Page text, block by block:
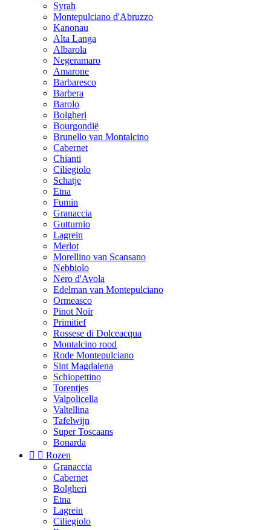
Syrah
Montepulciano d'Abruzzo
Kanonau
Alta Langa
Albarola
Negeramaro
Amarone
Barbaresco
Barbera
Barolo
Bolgheri
Bourgondië
Brunello van Montalcino
Cabernet
Chianti
Ciliegiolo
Schatje
Etna
Fumin
Granaccia
Gutturnio
Lagrein
Merlot
Morellino van Scansano
Nebbiolo
Nero d'Avola
Edelman van Montepulciano
Ormeasco
Pinot Noir
Primitief
Rossese di Dolceacqua
Montalcino rood
Rode Montepulciano
Sint Magdalena
Schiopettino
Torentjes
Valpolicella
Valtellina
Tafelwijn
Super Toscaans
Bonarda
  Rozen
Granaccia
Cabernet
Bolgheri
Etna
Lagrein
Ciliegiolo